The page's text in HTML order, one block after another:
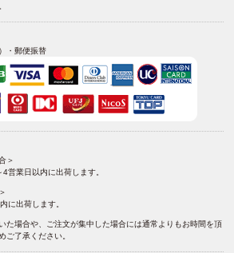
・郵便振替
＞
営業日以内に出荷します。
に出荷します。
た場合や、ご注文が集中した場合には通常よりもお時間を頂
ご了承ください。